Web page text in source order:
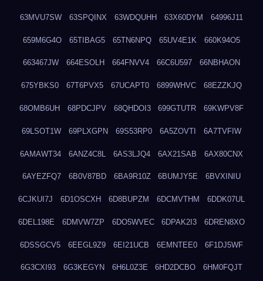
63MVU7SW 63SPQINX 63WDQUHH 63X60DYM 64996J11
659M6G4O 65TIBAG5 65TN6NPQ 65UV4E1K 660K94O5
663467JW 664ESOLH 664FNVV4 66C6U597 66NBHAON
675YBKS0 67T6PVX5 67UCAPT0 6899WHVC 68EZZKJQ
68OMB6UH 68PDCJPV 68QHDOI3 699GTUTR 69KWPV8F
69LSOT1W 69PLXGPN 69S53RP0 6A5ZOVTI 6A7TVFIW
6AMAWT34 6ANZ4C8L 6AS3LJQ4 6AX21SAB 6AX80CNX
6AYEZFQ7 6B0V87BD 6BA9R10Z 6BUMJY5E 6BVXINIU
6CJKUI7J 6D1OSCXH 6D8BUPZM 6DCMVTHM 6DDK07UL
6DEL198E 6DMVW7ZP 6DO5WVEC 6DPAK2I3 6DREN8XO
6DSSGCV5 6EEGL9Z9 6EI21UCB 6EMNTEE0 6F1DJ5WF
6G3CXI93 6G3KEGYN 6H6L0Z3E 6HD2DCBO 6HM0FQJT